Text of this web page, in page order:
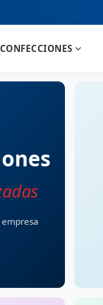
CONFECCIONES